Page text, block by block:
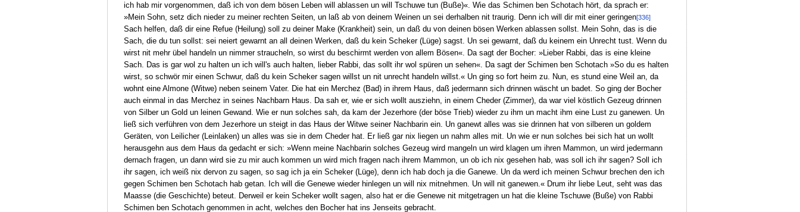
ich hab mir vorgenommen, daß ich von dem bösen Leben will ablassen un will Tschuwe tun (Buße)«. Wie das Schimen ben Schotach hört, da sprach er:
»Mein Sohn, setz dich nieder zu meiner rechten Seiten, un laß ab von deinem Weinen un sei derhalben nit traurig. Denn ich will dir mit einer geringen[336]
Sach helfen, daß dir eine Refue (Heilung) soll zu deiner Make (Krankheit) sein, un daß du von deinen bösen Werken ablassen sollst. Mein Sohn, das is die
Sach, die du tun sollst: sei neiert gewarnt an all deinen Werken, daß du kein Scheker (Lüge) sagst. Un sei gewarnt, daß du keinem ein Unrecht tust. Wenn du
wirst nit mehr übel handeln un nimmer straucheln, so wirst du beschirmt werden von allem Bösen«. Da sagt der Bocher: »Lieber Rabbi, das is eine kleine
Sach. Das is gar wol zu halten un ich will's auch halten, lieber Rabbi, das sollt ihr wol spüren un sehen«. Da sagt der Schimen ben Schotach »So du es halten
wirst, so schwör mir einen Schwur, daß du kein Scheker sagen willst un nit unrecht handeln willst.« Un ging so fort heim zu. Nun, es stund eine Weil an, da
wohnt eine Almone (Witwe) neben seinem Vater. Die hat ein Merchez (Bad) in ihrem Haus, daß jedermann sich drinnen wäscht un badet. So ging der Bocher
auch einmal in das Merchez in seines Nachbarn Haus. Da sah er, wie er sich wollt ausziehn, in einem Cheder (Zimmer), da war viel köstlich Gezeug drinnen
von Silber un Gold un leinen Gewand. Wie er nun solches sah, da kam der Jezerhore (der böse Trieb) wieder zu ihm un macht ihm eine Lust zu ganewen. Un
ließ sich verführen von dem Jezerhore un steigt in das Haus der Witwe seiner Nachbarin ein. Un ganewt alles was sie drinnen hat von silberen un goldem
Geräten, von Leilicher (Leinlaken) un alles was sie in dem Cheder hat. Er ließ gar nix liegen un nahm alles mit. Un wie er nun solches bei sich hat un wollt
herausgehn aus dem Haus da gedacht er sich: »Wenn meine Nachbarin solches Gezeug wird mangeln un wird klagen um ihren Mammon, un wird jedermann
dernach fragen, un dann wird sie zu mir auch kommen un wird mich fragen nach ihrem Mammon, un ob ich nix gesehen hab, was soll ich ihr sagen? Soll ich
ihr sagen, ich weiß nix dervon zu sagen, so sag ich ja ein Scheker (Lüge), denn ich hab doch ja die Ganewe. Un da werd ich meinen Schwur brechen den ich
gegen Schimen ben Schotach hab getan. Ich will die Genewe wieder hinlegen un will nix mitnehmen. Un will nit ganewen.« Drum ihr liebe Leut, seht was das
Maasse (die Geschichte) beteut. Derweil er kein Scheker wollt sagen, also hat er die Genewe nit mitgetragen un hat die kleine Tschuwe (Buße) von Rabbi
Schimen ben Schotach genommen in acht, welches den Bocher hat ins Jenseits gebracht.